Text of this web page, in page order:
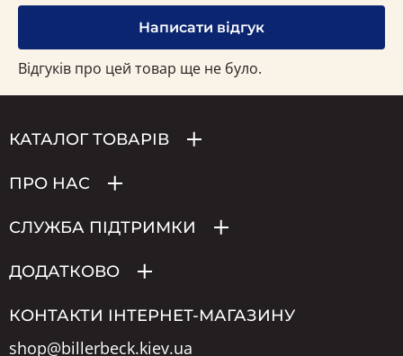
Написати відгук
Відгуків про цей товар ще не було.
КАТАЛОГ ТОВАРІВ
ПРО НАС
СЛУЖБА ПІДТРИМКИ
ДОДАТКОВО
КОНТАКТИ ІНТЕРНЕТ-МАГАЗИНУ
shop@billerbeck.kiev.ua